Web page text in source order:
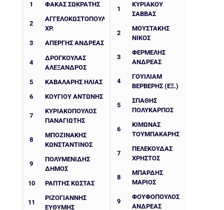
1 ΦΑΚΑΣ ΣΩΚΡΑΤΗΣ
2
ΑΓΓΕΛΟΚΩΣΤΟΠΟΥΛΟΣ
ΧΡ.
3
ΑΠΈΡΓΗΣ ΑΝΔΡΈΑΣ
4
ΔΡΟΓΚΟΎΛΑΣ
ΑΛΈΞΑΝΔΡΟΣ
5
ΚΑΒΑΛΑΡΗΣ ΗΛΙΑΣ
6
ΚΟΥΓΙΟΥ ΑΝΤΩΝΗΣ
7
ΚΥΡΙΑΚΟΠΟΥΛΟΣ
ΠΑΝΑΓΙΩΤΗΣ
8
ΜΠΟΖΙΝΆΚΗΣ
ΚΩΝΣΤΑΝΤΊΝΟΣ
9
ΠΟΛΥΜΕΝΙΔΗΣ
ΔΗΜΟΣ
10
ΡΑΠΤΗΣ ΚΩΣΤΑΣ
11
ΡΙΖΟΓΙΆΝΝΗΣ
ΕΥΘΎΜΗΣ
1
ΚΥΡΙΑΚΟΥ
ΣΑΒΒΑΣ
2
ΜΟΥΣΤΑΚΗΣ
ΝΙΚΟΣ
3
ΦΕΡΜΕΛΗΣ
ΑΝΔΡΕΑΣ
4
ΓΟΥΙΛΙΑΜ
ΒΕΡΒΕΡΗΣ (ΕΞ.)
5
ΣΠΑΘΗΣ
ΠΟΛΥΚΑΡΠΟΣ
6
ΚΙΜΩΝΑΣ
ΤΟΥΜΠΑΚΑΡΗΣ
7
ΠΕΛΕΚΟΥΔΑΣ
ΧΡΗΣΤΟΣ
8
ΜΠΑΡΔΗΣ
ΜΑΡΙΟΣ
9
ΦΟΥΦΟΠΟΥΛΟΣ
ΑΝΔΡΕΑΣ